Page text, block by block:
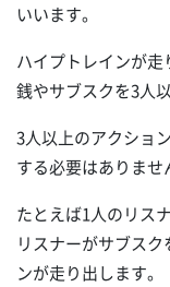
いいます。
ハイプトレインが
銭やサブスクを3人
3人以上のアクショ
する必要はありませ
たとえば1人のリス
リスナーがサブス
ンが走り出します。